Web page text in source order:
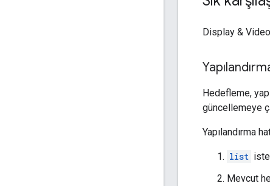
Display &
Hedefleme,
güncellemeye
Yapılandırma
list
Mevcut